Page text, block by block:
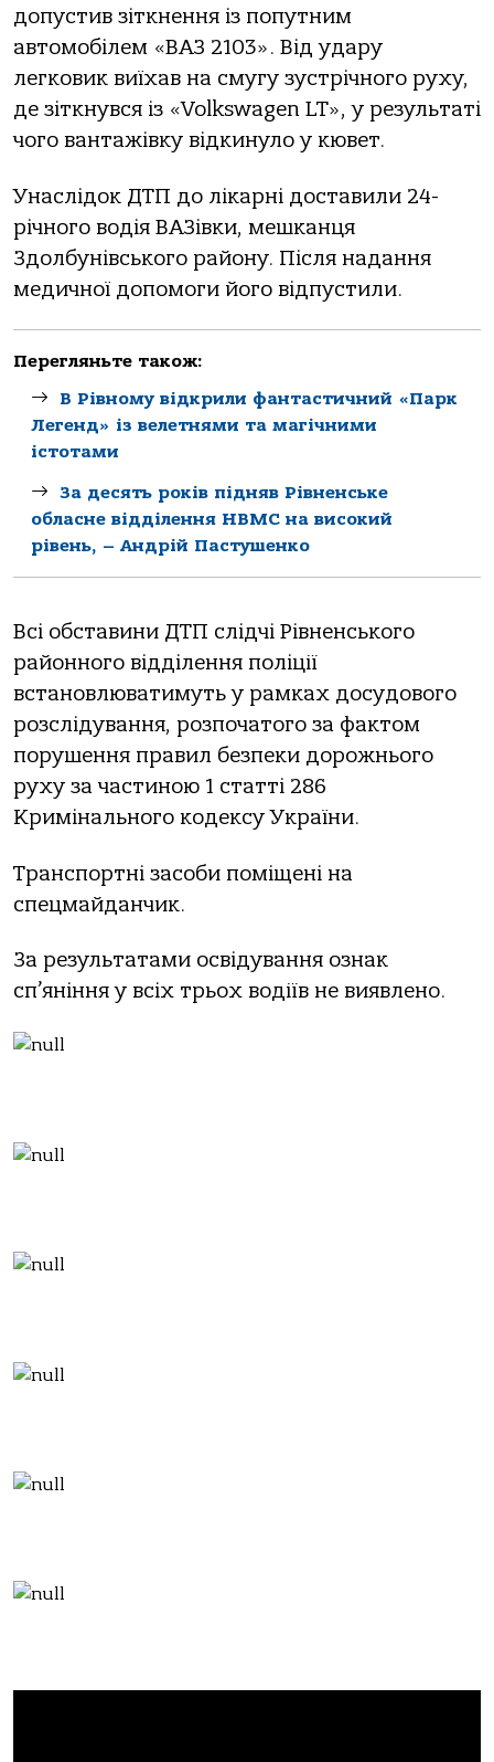
допустив зіткнення із попутним
автомобілем «ВАЗ 2103». Від удару
легковик виїхав на смугу зустрічного руху,
де зіткнувся із «Volkswagen LT», у результаті
чого вантажівку відкинуло у кювет.
Унаслідок ДТП до лікарні доставили 24-
річного водія ВАЗівки, мешканця
Здолбунівського району. Після надання
медичної допомоги його відпустили.
Перегляньте також:
В Рівному відкрили фантастичний «Парк
Легенд» із велетнями та магічними
істотами
За десять років підняв Рівненське
обласне відділення НВМС на високий
рівень, – Андрій Пастушенко
Всі обставини ДТП слідчі Рівненського
районного відділення поліції
встановлюватимуть у рамках досудового
розслідування, розпочатого за фактом
порушення правил безпеки дорожнього
руху за частиною 1 статті 286
Кримінального кодексу України.
Транспортні засоби поміщені на
спецмайданчик.
За результатами освідування ознак
сп’яніння у всіх трьох водіїв не виявлено.